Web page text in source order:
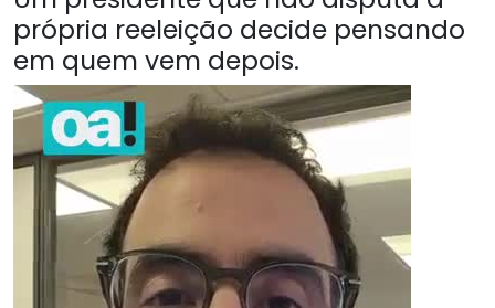
própria reeleição decide pensando
em quem vem depois.